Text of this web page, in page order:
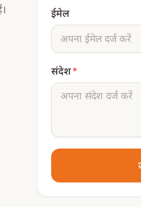
ईमेल
संदेश*